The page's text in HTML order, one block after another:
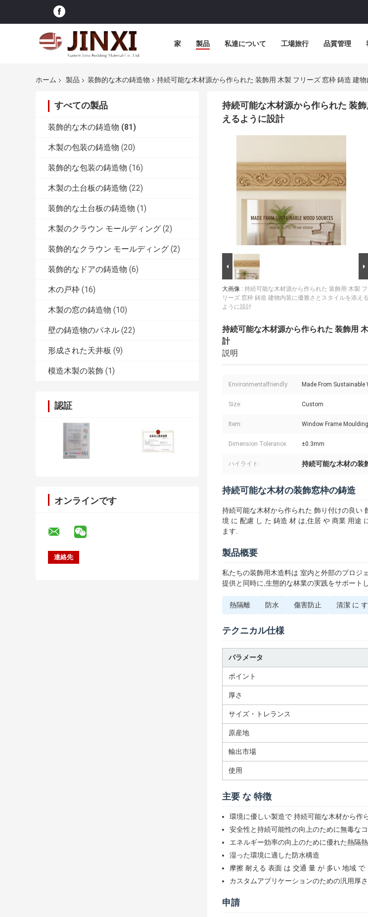
家 製品 私達について 工場旅行 品質管理
ホーム 製品 装飾的な木の鋳造物 持続可能な木材源から作られた 装飾用 木製 フリーズ 窓枠 鋳造 建
すべての製品
装飾的な木の鋳造物 (81)
木製の包装の鋳造物 (20)
装飾的な包装の鋳造物 (16)
木製の土台板の鋳造物 (22)
装飾的な土台板の鋳造物 (1)
木製のクラウン モールディング (2)
装飾的なクラウン モールディング (2)
装飾的なドアの鋳造物 (6)
木の戸枠 (16)
木製の窓の鋳造物 (10)
壁の鋳造物のパネル (22)
形成された天井板 (9)
模造木製の装飾 (1)
認証
オンラインです
持続可能な木材源から作られた 装
えるように設計
大画像 : 持続可能な木材源から作られた 装飾用 木製 フ
リーズ 窓枠 鋳造 建物内装に優雅さとスタイルを添える
ように設計
持続可能な木材源から作られた 装飾用
計
説明
Environmentalfriendly: Made From Sustainable
Size: Custom
Item: Window Frame Moulding
Dimension Tolerance: ±0.3mm
ハイライト: 持続可能な木材の装
持続可能な木材の装飾窓枠の鋳造
持続可能な木材から作られた 飾り付けの良い
境 に 配慮 し た 鋳造 材 は,住居 や 商業 用途
ます.
製品概要
私たちの装飾用木造料は 室内と外部のプロジ
提供と同時に,生態的な林業の実践をサポート
熱隔離 防水 傷害防止 清潔 に
テクニカル仕様
パラメータ
ポイント
厚さ
サイズ・トレランス
原産地
輸出市場
使用
主要 な 特徴
環境に優しい製造で 持続可能な木材から作
安全性と持続可能性の向上のために無毒な
エネルギー効率の向上のために優れた熱隔
湿った環境に適した防水構造
摩擦 耐える 表面 は 交通 量 が 多い 地域 で
カスタムアプリケーションのための汎用厚
申請